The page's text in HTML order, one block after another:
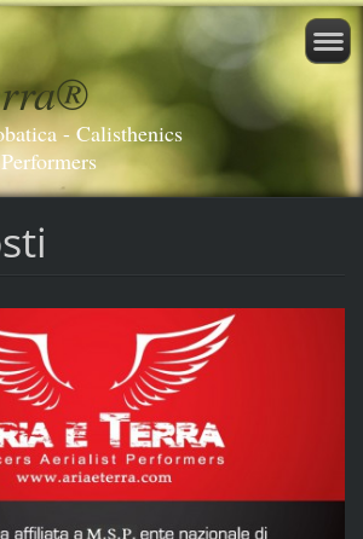
- Calisthenics